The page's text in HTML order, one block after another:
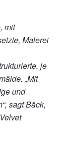
mit
Malerei
je
„Mit
und
sagt Bäck,